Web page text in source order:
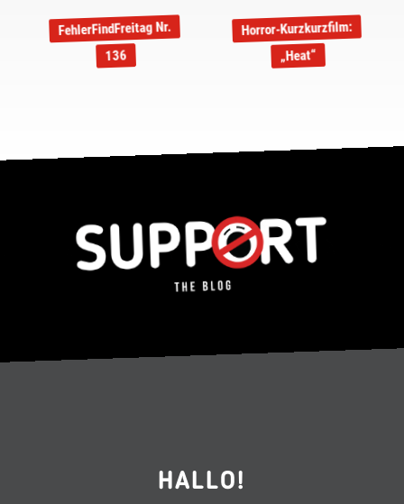
FehlerFindFreitag Nr.
136
Horror-Kurzkurzfilm:
„Heat“
HALLO!